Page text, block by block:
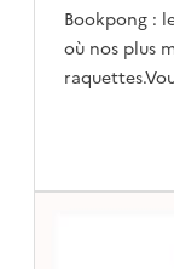
Bookpong :
où nos plus